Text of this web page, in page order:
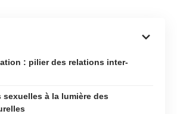
: pilier des relations inter-
sexuelles à la lumière des